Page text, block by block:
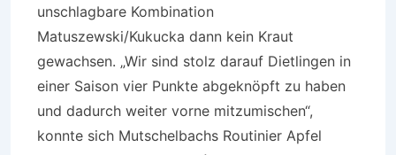
unschlagbare Kombination
Matuszewski/Kukucka dann kein Kraut
gewachsen. „Wir sind stolz darauf Dietlingen in
einer Saison vier Punkte abgeknöpft zu haben
und dadurch weiter vorne mitzumischen“,
konnte sich Mutschelbachs Routinier Apfel